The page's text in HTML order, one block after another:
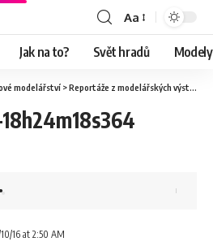
Aa
Jak na to? Svět hradů
modelářství >Reportáže z modelářských výstav
16 at 2:50 AM